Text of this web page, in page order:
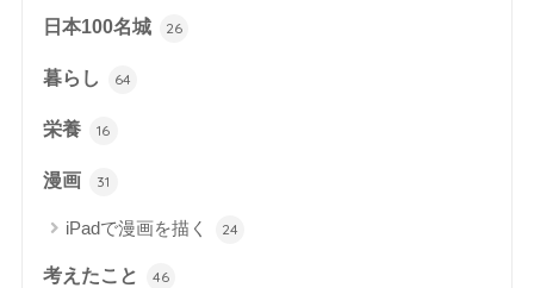
日本100名城 26
暮らし 64
栄養 16
漫画 31
iPadで漫画を描く 24
考えたこと 46